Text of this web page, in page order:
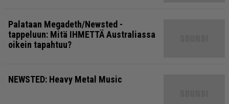
Palataan Megadeth/Newsted -
tappeluun: Mitä IHMETTÄ Australiassa
oikein tapahtuu?
NEWSTED: Heavy Metal Music